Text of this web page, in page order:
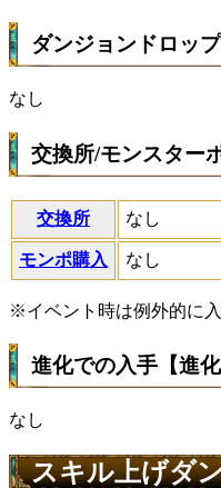
ダンジョンドロップ
なし
交換所/モンスター
交換所 なし
モンポ購入 なし
※イベント時は例外的に
進化での入手【進化
なし
スキル上げダ